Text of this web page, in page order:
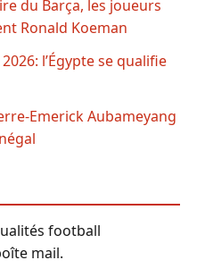
du Barça, les joueurs
Ronald Koeman
l’Égypte se qualifie
Emerick Aubameyang
football
mail.